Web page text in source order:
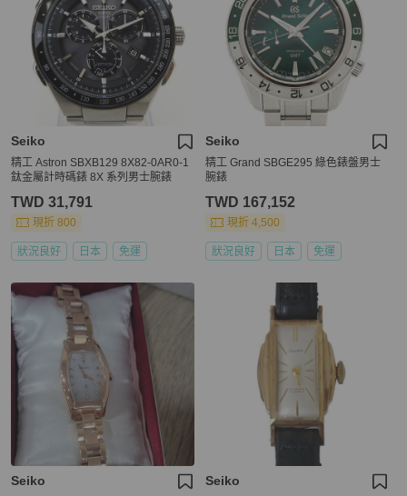
Seiko
精工 Astron SBXB129 8X82-0AR0-1
鈦金屬計時碼錶 8X 系列男士腕錶
TWD 31,791
現折 800
狀況良好 日本 免運
Seiko
精工 Grand SBGE295 綠色錶盤男士
腕錶
TWD 167,152
現折 4,500
狀況良好 日本 免運
Seiko Seiko